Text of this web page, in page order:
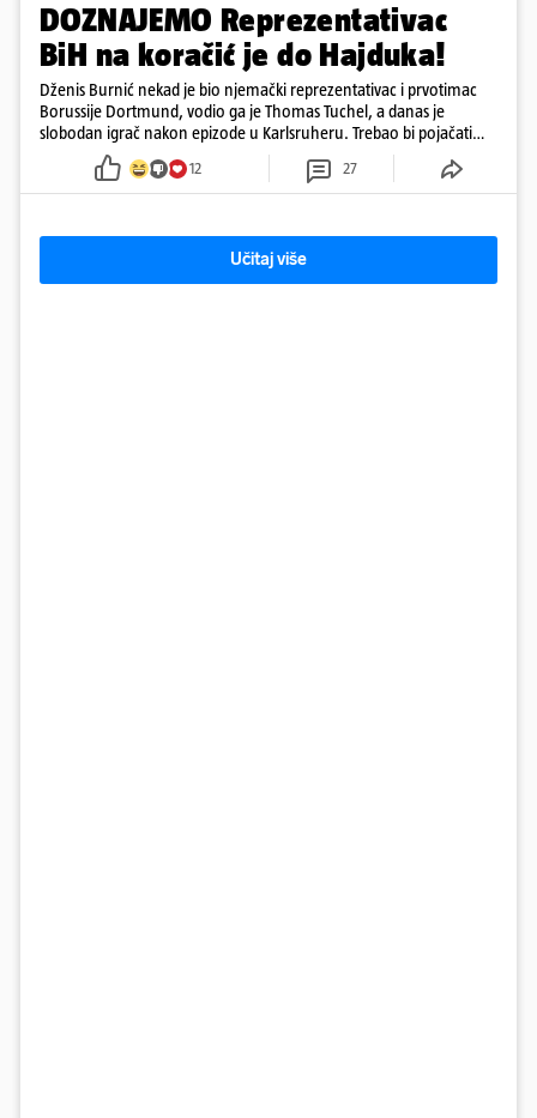
DOZNAJEMO Reprezentativac
BiH na koračić je do Hajduka!
Dženis Burnić nekad je bio njemački reprezentativac i prvotimac
Borussije Dortmund, vodio ga je Thomas Tuchel, a danas je
slobodan igrač nakon epizode u Karlsruheru. Trebao bi pojačati
konkurenciju u veznom redu
12 27
Učitaj više